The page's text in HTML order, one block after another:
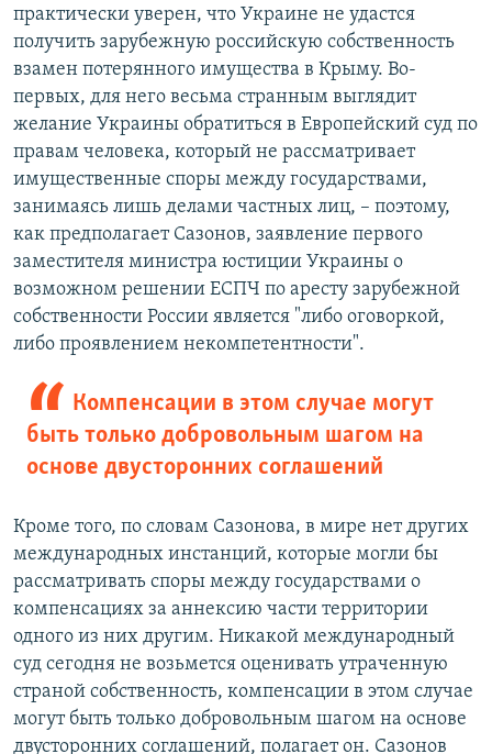
практически уверен, что Украине не удастся
получить зарубежную российскую собственность
взамен потерянного имущества в Крыму. Во-
первых, для него весьма странным выглядит
желание Украины обратиться в Европейский суд по
правам человека, который не рассматривает
имущественные споры между государствами,
занимаясь лишь делами частных лиц, – поэтому,
как предполагает Сазонов, заявление первого
заместителя министра юстиции Украины о
возможном решении ЕСПЧ по аресту зарубежной
собственности России является "либо оговоркой,
либо проявлением некомпетентности".
Компенсации в этом случае могут
быть только добровольным шагом на
основе двусторонних соглашений
Кроме того, по словам Сазонова, в мире нет других
международных инстанций, которые могли бы
рассматривать споры между государствами о
компенсациях за аннексию части территории
одного из них другим. Никакой международный
суд сегодня не возьмется оценивать утраченную
страной собственность, компенсации в этом случае
могут быть только добровольным шагом на основе
двусторонних соглашений, полагает он. Сазонов